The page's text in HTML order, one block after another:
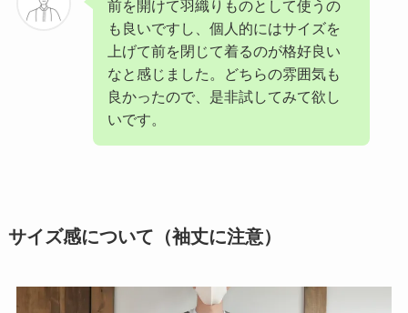
前を開けて羽織りものとして使うの
も良いですし、個人的にはサイズを
上げて前を閉じて着るのが格好良い
なと感じました。どちらの雰囲気も
良かったので、是非試してみて欲し
いです。
サイズ感について（袖丈に注意）